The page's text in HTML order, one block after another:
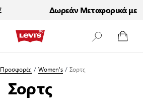
Δωρεάν Μεταφορικά με
Προσφορές /Women's/Σορτς
Σορτς